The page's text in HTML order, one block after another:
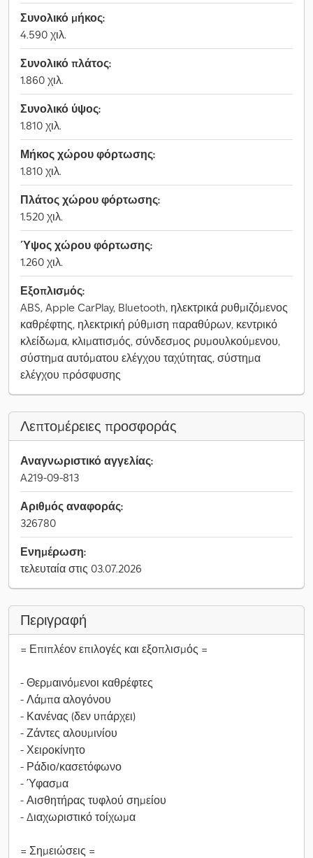
Συνολικό μήκος:
4.590 χιλ.
Συνολικό πλάτος:
1.860 χιλ.
Συνολικό ύψος:
1.810 χιλ.
Μήκος χώρου φόρτωσης:
1.810 χιλ.
Πλάτος χώρου φόρτωσης:
1.520 χιλ.
Ύψος χώρου φόρτωσης:
1.260 χιλ.
Εξοπλισμός:
ABS, Apple CarPlay, Bluetooth, ηλεκτρικά ρυθμιζόμενος
καθρέφτης, ηλεκτρική ρύθμιση παραθύρων, κεντρικό
κλείδωμα, κλιματισμός, σύνδεσμος ρυμουλκούμενου,
σύστημα αυτόματου ελέγχου ταχύτητας, σύστημα
ελέγχου πρόσφυσης
Λεπτομέρειες προσφοράς
Αναγνωριστικό αγγελίας:
A219-09-813
Αριθμός αναφοράς:
326780
Ενημέρωση:
τελευταία στις 03.07.2026
Περιγραφή
= Επιπλέον επιλογές και εξοπλισμός =
- Θερμαινόμενοι καθρέφτες
- Λάμπα αλογόνου
- Κανένας (δεν υπάρχει)
- Ζάντες αλουμινίου
- Χειροκίνητο
- Ράδιο/κασετόφωνο
- Ύφασμα
- Αισθητήρας τυφλού σημείου
- Διαχωριστικό τοίχωμα
= Σημειώσεις =